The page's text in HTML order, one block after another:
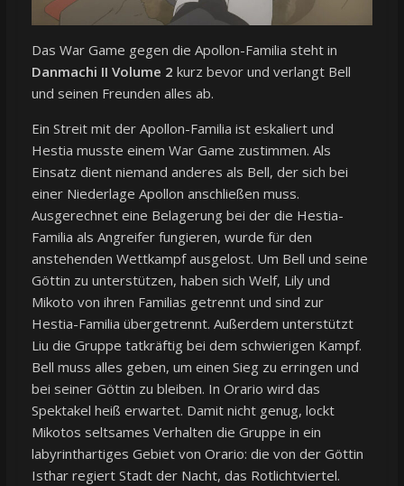
Das War Game gegen die Apollon-Familia steht in
Danmachi II Volume 2 kurz bevor und verlangt Bell
und seinen Freunden alles ab.
Ein Streit mit der Apollon-Familia ist eskaliert und
Hestia musste einem War Game zustimmen. Als
Einsatz dient niemand anderes als Bell, der sich bei
einer Niederlage Apollon anschließen muss.
Ausgerechnet eine Belagerung bei der die Hestia-
Familia als Angreifer fungieren, wurde für den
anstehenden Wettkampf ausgelost. Um Bell und seine
Göttin zu unterstützen, haben sich Welf, Lily und
Mikoto von ihren Familias getrennt und sind zur
Hestia-Familia übergetrennt. Außerdem unterstützt
Liu die Gruppe tatkräftig bei dem schwierigen Kampf.
Bell muss alles geben, um einen Sieg zu erringen und
bei seiner Göttin zu bleiben. In Orario wird das
Spektakel heiß erwartet. Damit nicht genug, lockt
Mikotos seltsames Verhalten die Gruppe in ein
labyrinthartiges Gebiet von Orario: die von der Göttin
Isthar regiert Stadt der Nacht, das Rotlichtviertel.